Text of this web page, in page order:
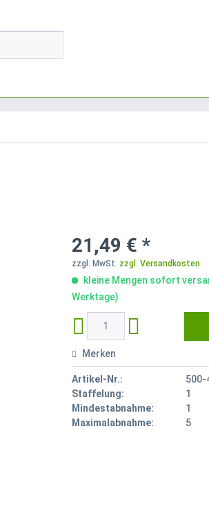
21,49 € *
zzgl. MwSt. zzgl. Versandkosten
kleine Mengen sofort
Werktage)
Merken
Artikel-Nr.:
500-
Staffelung:
1
Mindestabnahme:
1
Maximalabnahme:
5